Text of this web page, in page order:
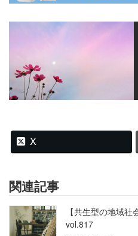
X
関連記事
【共生型の地域
vol.817